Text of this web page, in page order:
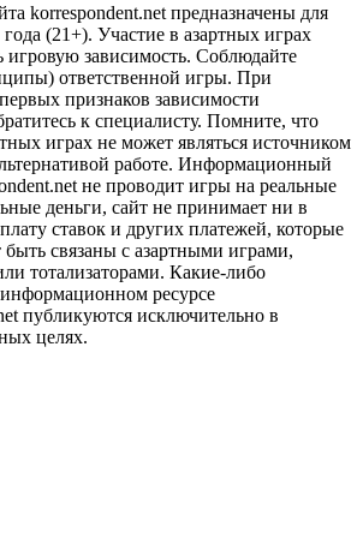
korrespondent.net предназначены для
(21+). Участие в азартных играх
игровую зависимость. Соблюдайте
ответственной игры. При
признаков зависимости
к специалисту. Помните, что
играх не может являться источником
работе. Информационный
не проводит игры на реальные
деньги, сайт не принимает ни в
ставок и других платежей, которые
быть связаны с азартными играми,
тотализаторами. Какие-либо
ресурсе
публикуются исключительно в
целях.